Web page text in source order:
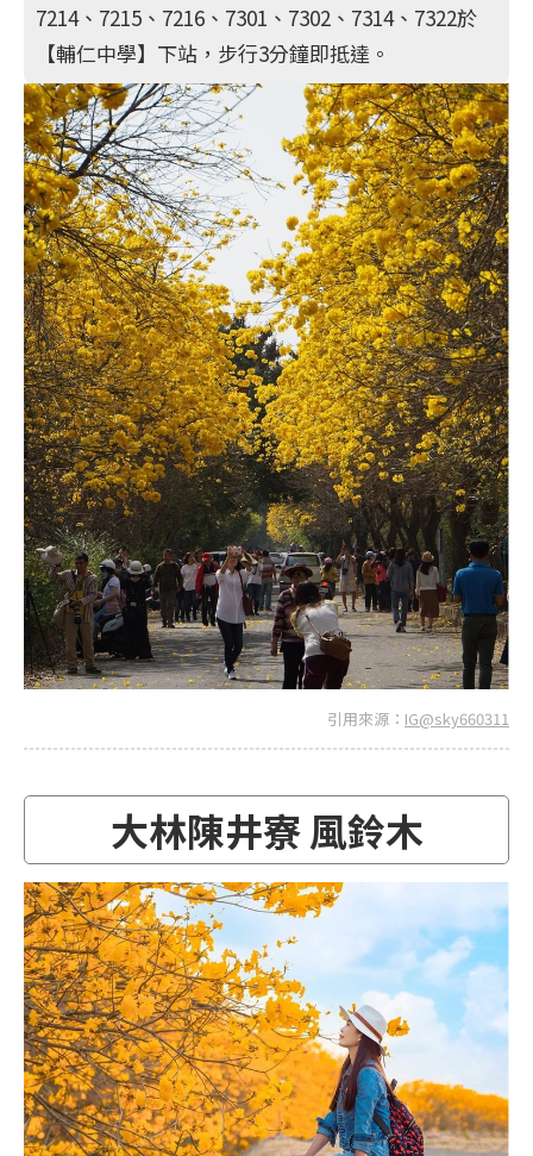
7214、7215、7216、7301、7302、7314、7322於
【輔仁中學】下站，步行3分鐘即抵達。
引用來源： IG@sky660311
大林陳井寮 風鈴木